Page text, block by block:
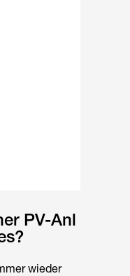
PV-Anl
wieder